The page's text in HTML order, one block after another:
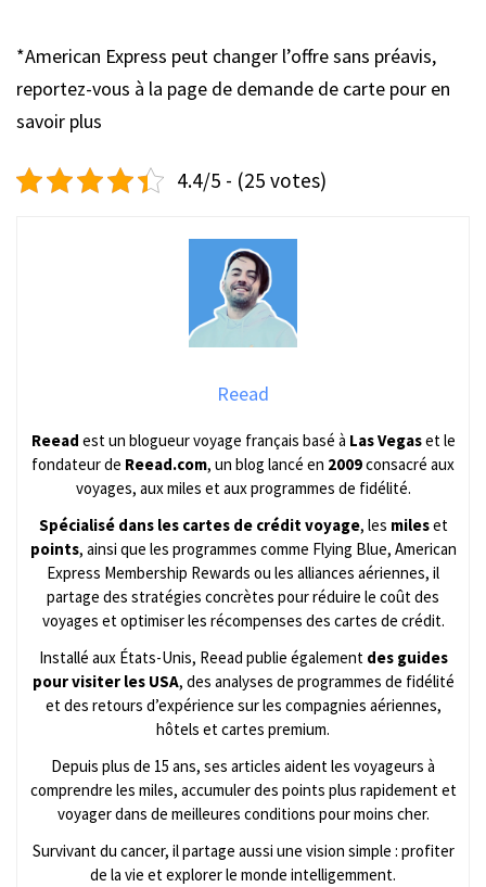
*American Express peut changer l’offre sans préavis,
reportez-vous à la page de demande de carte pour en
savoir plus
4.4/5 - (25 votes)
Reead
Reead est un blogueur voyage français basé à Las Vegaset le
fondateur de Reead.com, un blog lancé en 2009consacré aux
voyages, aux miles et aux programmes de fidélité.
Spécialisé dans les cartes de crédit voyage, les mileset
points, ainsi que les programmes comme Flying Blue, American
Express Membership Rewards ou les alliances aériennes, il
partage des stratégies concrètes pour réduire le coût des
voyages et optimiser les récompenses des cartes de crédit.
Installé aux États-Unis, Reead publie également des guides
pour visiter les USA, des analyses de programmes de fidélité
et des retours d’expérience sur les compagnies aériennes,
hôtels et cartes premium.
Depuis plus de 15 ans, ses articles aident les voyageurs à
comprendre les miles, accumuler des points plus rapidement et
voyager dans de meilleures conditions pour moins cher.
Survivant du cancer, il partage aussi une vision simple : profiter
de la vie et explorer le monde intelligemment.